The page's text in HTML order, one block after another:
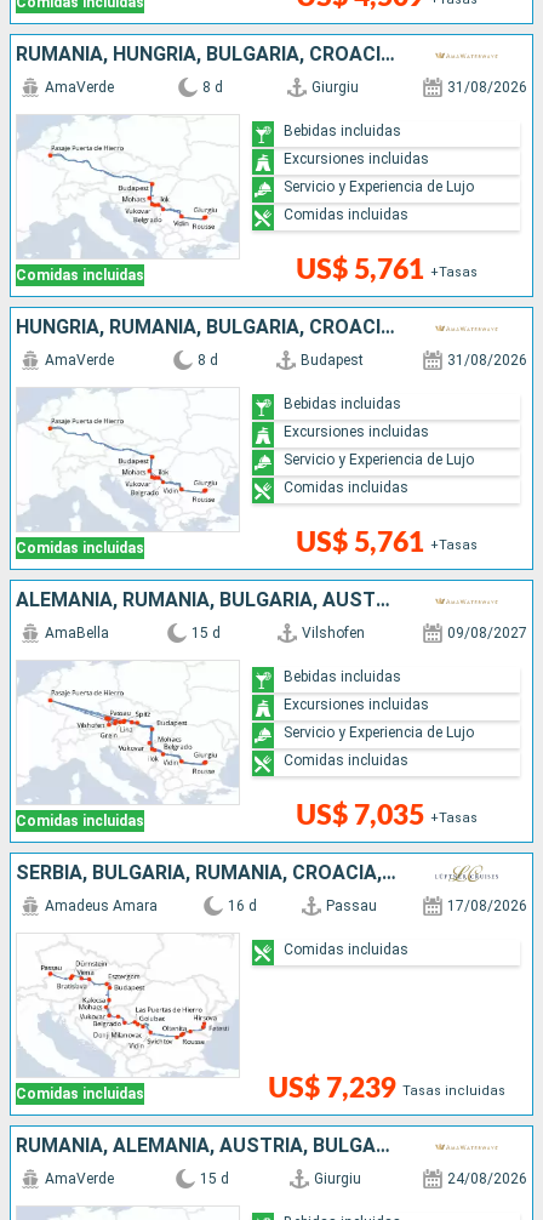
RUMANIA, HUNGRÍA, BULGARIA, CROACIA, SERBIA
Comidas incluidas
AmaVerde 8 d Giurgiu 31/08/2026
US$ 5,761 +Tasas
Bebidas incluidas
Excursiones incluidas
Servicio y Experiencia de Lujo
Comidas incluidas
HUNGRÍA, RUMANIA, BULGARIA, CROACIA, SERBIA
Comidas incluidas
AmaVerde 8 d Budapest 31/08/2026
US$ 5,761 +Tasas
Bebidas incluidas
Excursiones incluidas
Servicio y Experiencia de Lujo
Comidas incluidas
ALEMANIA, RUMANIA, BULGARIA, AUSTRIA, SERBIA, ESLOVAQUIA, CROACIA, HUNGRÍA
Comidas incluidas
AmaBella 15 d Vilshofen 09/08/2027
US$ 7,035 +Tasas
Bebidas incluidas
Excursiones incluidas
Servicio y Experiencia de Lujo
Comidas incluidas
SERBIA, BULGARIA, RUMANIA, CROACIA, HUNGRÍA, ESLOVAQUIA, AUSTRIA, ALEMANIA
Comidas incluidas
Amadeus Amara 16 d Passau 17/08/2026
US$ 7,239 Tasas incluidas
Comidas incluidas
RUMANIA, ALEMANIA, AUSTRIA, BULGARIA, SERBIA, CROACIA, ESLOVAQUIA, HUNGRÍA
AmaVerde 15 d Giurgiu 24/08/2026